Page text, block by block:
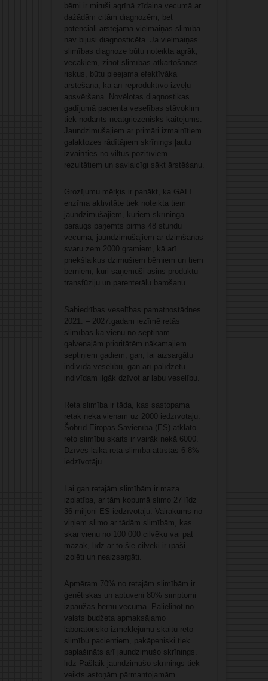
bērni ir miruši agrīnā zīdaiņa vecumā ar
dažādām citām diagnozēm, bet
potenciāli ārstējama vielmaiņas slimība
nav bijusi diagnosticēta. Ja vielmaiņas
slimības diagnoze būtu noteikta agrāk,
vecākiem, zinot slimības atkārtošanās
riskus, būtu pieejama efektīvāka
ārstēšana, kā arī reproduktīvo izvēļu
apsvēršana. Novēlotas diagnostikas
gadījumā pacienta veselības stāvoklim
tiek nodarīts neatgriezenisks kaitējums.
Jaundzimušajiem ar primāri izmainītiem
galaktozes rādītājiem skrīnings ļautu
izvairīties no viltus pozitīviem
rezultātiem un savlaicīgi sākt ārstēšanu.
Grozījumu mērķis ir panākt, ka GALT
enzīma aktivitāte tiek noteikta tiem
jaundzimušajiem, kuriem skrīninga
paraugs paņemts pirms 48 stundu
vecuma, jaundzimušajiem ar dzimšanas
svaru zem 2000 gramiem, kā arī
priekšlaikus dzimušiem bērniem un tiem
bērniem, kuri saņēmuši asins produktu
transfūziju un parenterālu barošanu.
Sabiedrības veselības pamatnostādnes
2021. – 2027.gadam iezīmē retās
slimības kā vienu no septiņām
galvenajām prioritātēm nākamajiem
septiņiem gadiem, gan, lai aizsargātu
indivīda veselību, gan arī palīdzētu
indivīdam ilgāk dzīvot ar labu veselību.
Reta slimība ir tāda, kas sastopama
retāk nekā vienam uz 2000 iedzīvotāju.
Šobrīd Eiropas Savienībā (ES) atklāto
reto slimību skaits ir vairāk nekā 6000.
Dzīves laikā retā slimība attīstās 6-8%
iedzīvotāju.
Lai gan retajām slimībām ir maza
izplatība, ar tām kopumā slimo 27 līdz
36 miljoni ES iedzīvotāju. Vairākums no
viņiem slimo ar tādām slimībām, kas
skar vienu no 100 000 cilvēku vai pat
mazāk, līdz ar to šie cilvēki ir īpaši
izolēti un neaizsargāti.
Apmēram 70% no retajām slimībām ir
ģenētiskas un aptuveni 80% simptomi
izpaužas bērnu vecumā. Palielinot no
valsts budžeta apmaksājamo
laboratorisko izmeklējumu skaitu reto
slimību pacientiem, pakāpeniski tiek
paplašināts arī jaundzimušo skrīnings.
līdz Pašlaik jaundzimušo skrīnings tiek
veikts astoņām pārmantojamām